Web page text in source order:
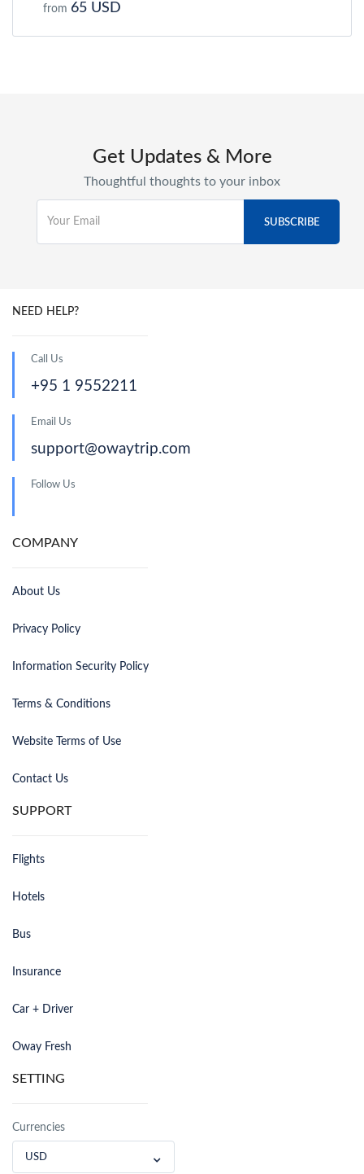
from 65 USD
Get Updates & More
Thoughtful thoughts to your inbox
NEED HELP?
Call Us
+95 1 9552211
Email Us
support@owaytrip.com
Follow Us
COMPANY
About Us
Privacy Policy
Information Security Policy
Terms & Conditions
Website Terms of Use
Contact Us
SUPPORT
Flights
Hotels
Bus
Insurance
Car + Driver
Oway Fresh
SETTING
Currencies
USD